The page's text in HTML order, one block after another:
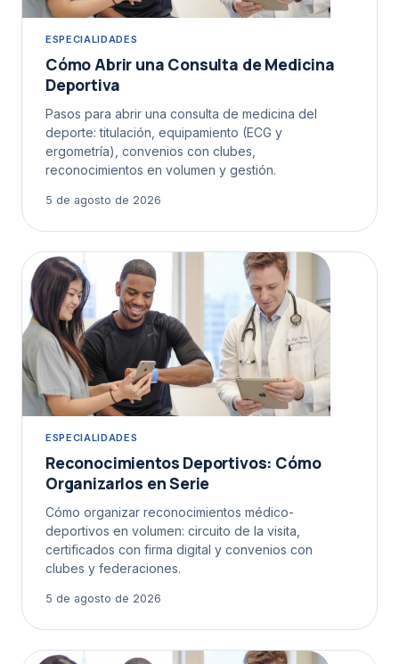
ESPECIALIDADES
Cómo Abrir una Consulta de Medicina
Deportiva
Pasos para abrir una consulta de medicina del
deporte: titulación, equipamiento (ECG y
ergometría), convenios con clubes,
reconocimientos en volumen y gestión.
5 de agosto de 2026
ESPECIALIDADES
Reconocimientos Deportivos: Cómo
Organizarlos en Serie
Cómo organizar reconocimientos médico-
deportivos en volumen: circuito de la visita,
certificados con firma digital y convenios con
clubes y federaciones.
5 de agosto de 2026